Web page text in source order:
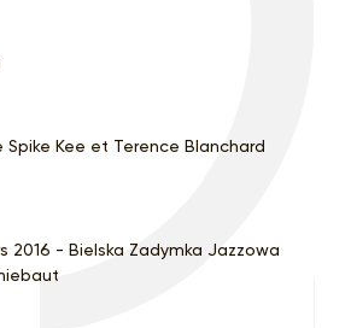
Kee et Terence Blanchard
2016 - Bielska Zadymka Jazzowa